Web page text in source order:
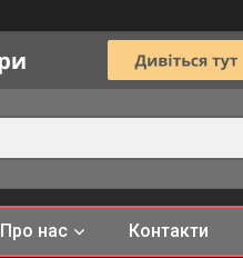
Про нас Контакти